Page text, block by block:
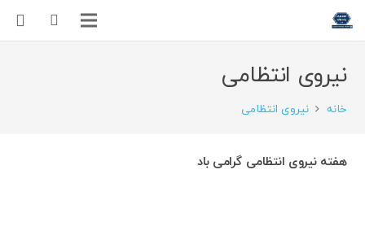
نیروی انتظامی
خانه نیروی انتظامی
هفته نیروی انتظامی گرامی باد